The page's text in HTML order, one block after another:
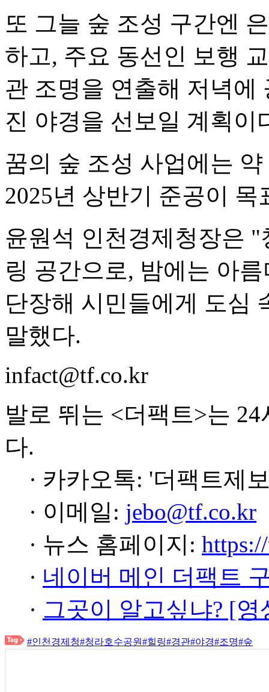
또 그늘 숲 조성 구간엔
하고, 주요 동선인 보행
관 조명을 연출해 저녁에
진 야경을 선보일 계획이
꿈의 숲 조성 사업에는
2025년 상반기 준공이 목
윤원석 인천경제청장은
링 공간으로, 밤에는 아
단장해 시민들에게 도심
말했다.
infact@tf.co.kr
발로 뛰는 <더팩트>는
다.
· 카카오톡: '더팩트제
· 이메일: jebo@tf.co.kr
· 뉴스 홈페이지:
· 네이버 메인 더팩트
· 그곳이 알고싶냐? [
#인천경제청#청라호수공원#힐링#경관#야경#조명#숲